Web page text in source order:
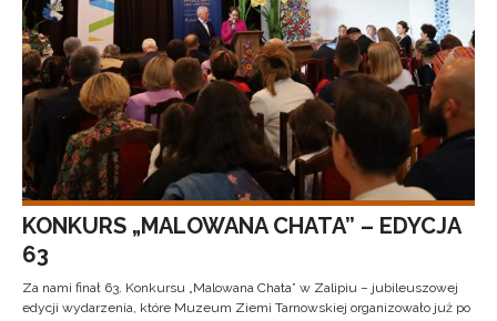
KONKURS „MALOWANA CHATA” – EDYCJA
63
Za nami finał 63. Konkursu „Malowana Chata” w Zalipiu – jubileuszowej
edycji wydarzenia, które Muzeum Ziemi Tarnowskiej organizowało już po